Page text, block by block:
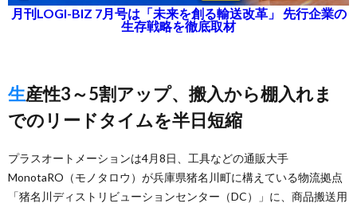
月刊LOGI-BIZ 7月号は「未来を創る輸送改革」 先行企業の
生存戦略を徹底取材
生産性3～5割アップ、搬入から棚入れま
でのリードタイムを半日短縮
プラスオートメーションは4月8日、工具などの通販大手
MonotaRO（モノタロウ）が兵庫県猪名川町に構えている物流拠点
「猪名川ディストリビューションセンター（DC）」に、商品搬送用